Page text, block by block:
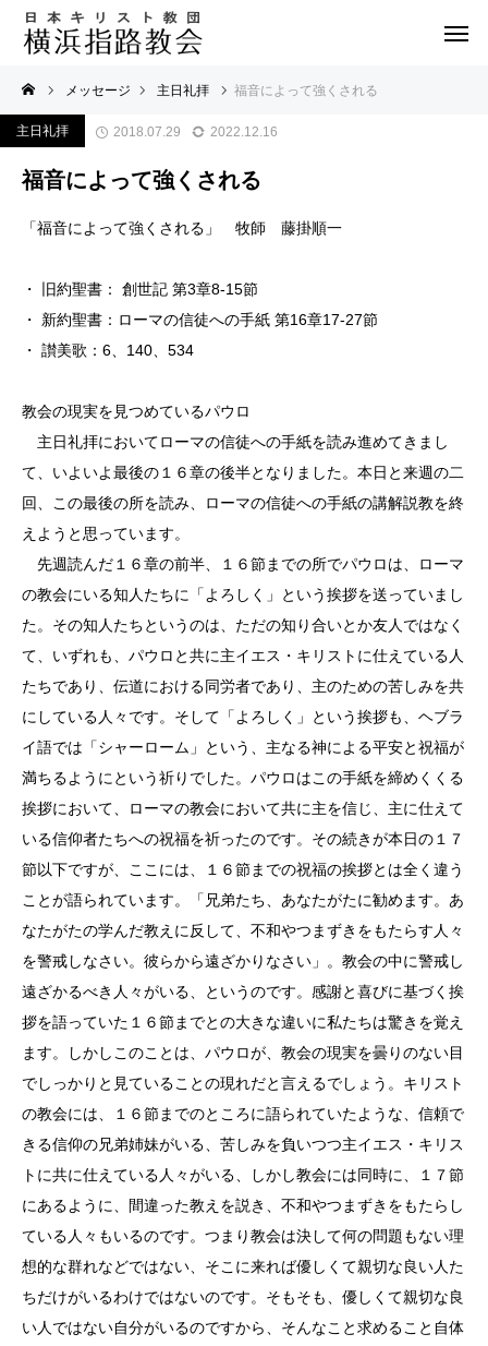
メッセージ 主日礼拝 福音によって強くされる
主日礼拝 2018.07.29 2022.12.16
福音によって強くされる
「福音によって強くされる」 牧師 藤掛順一
・ 旧約聖書： 創世記 第3章8-15節
・ 新約聖書：ローマの信徒への手紙 第16章17-27節
・ 讃美歌：6、140、534
教会の現実を見つめているパウロ
主日礼拝においてローマの信徒への手紙を読み進めてきまし
て、いよいよ最後の１６章の後半となりました。本日と来週の二
回、この最後の所を読み、ローマの信徒への手紙の講解説教を終
えようと思っています。
先週読んだ１６章の前半、１６節までの所でパウロは、ローマ
の教会にいる知人たちに「よろしく」という挨拶を送っていまし
た。その知人たちというのは、ただの知り合いとか友人ではなく
て、いずれも、パウロと共に主イエス・キリストに仕えている人
たちであり、伝道における同労者であり、主のための苦しみを共
にしている人々です。そして「よろしく」という挨拶も、ヘブラ
イ語では「シャーローム」という、主なる神による平安と祝福が
満ちるようにという祈りでした。パウロはこの手紙を締めくくる
挨拶において、ローマの教会において共に主を信じ、主に仕えて
いる信仰者たちへの祝福を祈ったのです。その続きが本日の１７
節以下ですが、ここには、１６節までの祝福の挨拶とは全く違う
ことが語られています。「兄弟たち、あなたがたに勧めます。あ
なたがたの学んだ教えに反して、不和やつまずきをもたらす人々
を警戒しなさい。彼らから遠ざかりなさい」。教会の中に警戒し
遠ざかるべき人々がいる、というのです。感謝と喜びに基づく挨
拶を語っていた１６節までとの大きな違いに私たちは驚きを覚え
ます。しかしこのことは、パウロが、教会の現実を曇りのない目
でしっかりと見ていることの現れだと言えるでしょう。キリスト
の教会には、１６節までのところに語られていたような、信頼で
きる信仰の兄弟姉妹がいる、苦しみを負いつつ主イエス・キリス
トに共に仕えている人々がいる、しかし教会には同時に、１７節
にあるように、間違った教えを説き、不和やつまずきをもたらし
ている人々もいるのです。つまり教会は決して何の問題もない理
想的な群れなどではない、そこに来れば優しくて親切な良い人た
ちだけがいるわけではないのです。そもそも、優しくて親切な良
い人ではない自分がいるのですから、そんなこと求めること自体